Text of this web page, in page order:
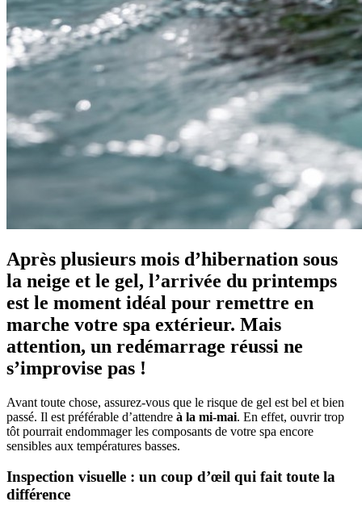
Après plusieurs mois d’hibernation sous
la neige et le gel, l’arrivée du printemps
est le moment idéal pour remettre en
marche votre spa extérieur. Mais
attention, un redémarrage réussi ne
s’improvise pas !
Avant toute chose, assurez-vous que le risque de gel est bel et bien
passé. Il est préférable d’attendre à la mi-mai. En effet, ouvrir trop
tôt pourrait endommager les composants de votre spa encore
sensibles aux températures basses.
Inspection visuelle : un coup d’œil qui fait toute la
différence